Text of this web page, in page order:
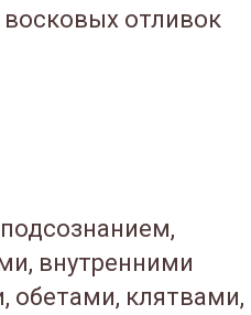
отливок
внутренними
обетами, клятвами,